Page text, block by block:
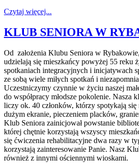
Czytaj więcej...
KLUB SENIORA W
Od założenia Klubu Seniora w
udzielają się mieszkańcy powyżej 55 reku
spotkaniach integracyjnych i inicjatywach
ze sobą wiele miłych spotkań i
Uczestniczymy czynnie w życiu naszej
do współpracy młodsze pokolenie. Nasza
liczy ok. 40 członków, którzy spotykają
dużym ekranie, pieczeniem placków,
Klub Seniora zainicjował powstanie
której chętnie korzystają wszyscy
się ćwiczenia rehabilitacyjne dwa razy w
korzystają zainteresowanie Panie. Nasz
również z innymi ościennymi wioskami.